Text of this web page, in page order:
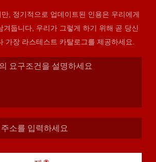
, 정기적으로 업데이트된 인용은 우리에게
겨둡니다, 우리가 그렇게 하기 위해 곧 당신
과 연락할 것입니다 가장 라스테스트 카탈로그를 제공하세요.